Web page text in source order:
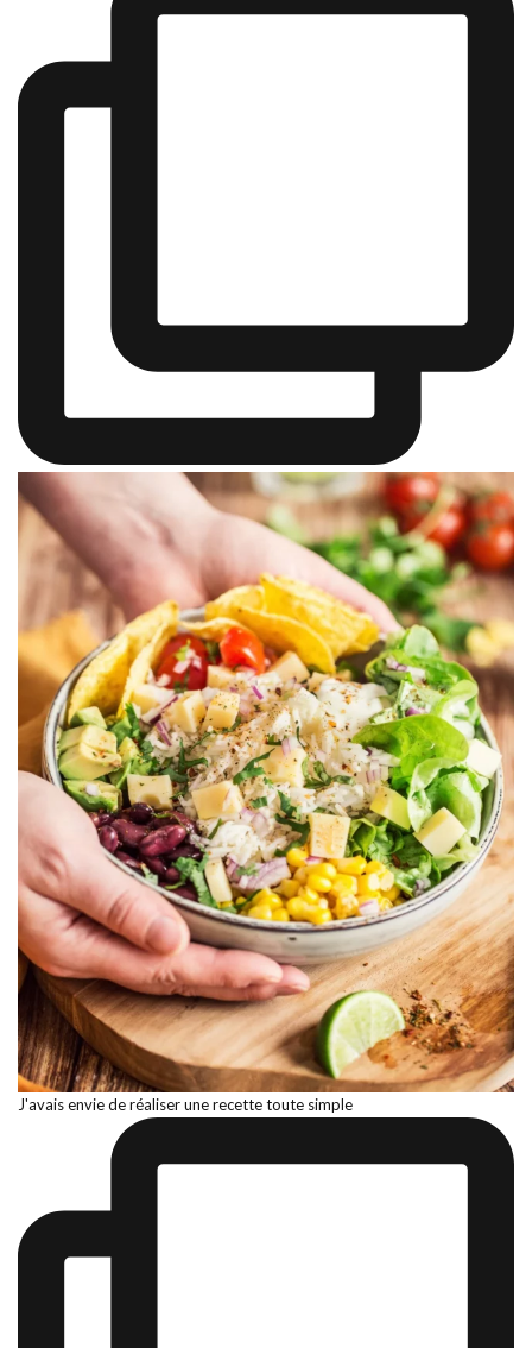
J'avais envie de réaliser une recette toute simple